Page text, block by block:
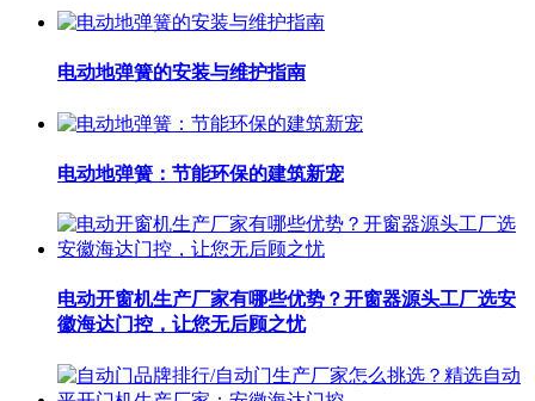
电动地弹簧的安装与维护指南
电动地弹簧：节能环保的建筑新宠
电动开窗机生产厂家有哪些优势？开窗器源头工厂选安
徽海达门控，让您无后顾之忧